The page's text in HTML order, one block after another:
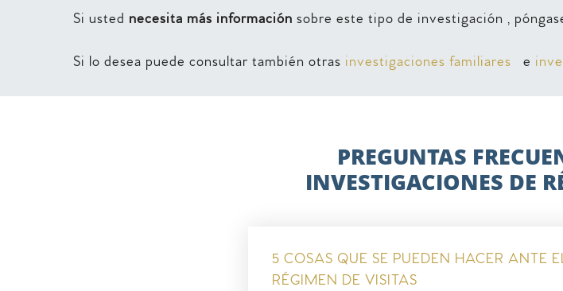
Si usted necesita más información sobre este tipo de investigación ,
Si lo desea puede consultar también otras investigaciones familiares e
PREGUNTAS
INVESTIGACIONES DE
5 COSAS QUE SE PUEDEN HACER ANTE
RÉGIMEN DE VISITAS